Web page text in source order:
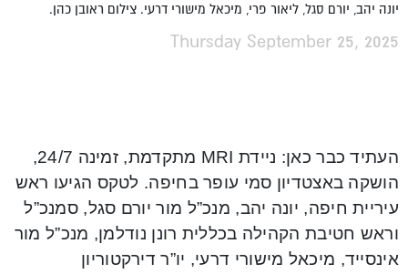
יונה יהב, יורם סגל, ליאור פרי, מיכאל מישורי דרעי. צילום ראובן כהן.
Thursday September 25, 2025
העתיד כבר כאן: ניידת MRI מתקדמת, זמינה 24/7,
הושקה באצטדיון סמי עופר בחיפה. לטקס הגיעו ראש
עיריית חיפה, יונה יהב, מנכ”ל מור יורם סגל, סמנכ”ל
וראש חטיבת הקהילה בכללית רונן נודלמן, מנכ”ל מור
אינסייד, מיכאל מישורי דרעי, יו”ר דירקטוריון